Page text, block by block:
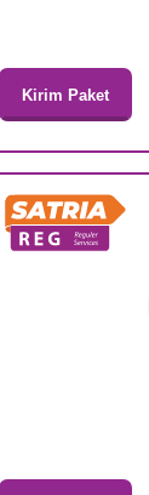
Kirim Paket